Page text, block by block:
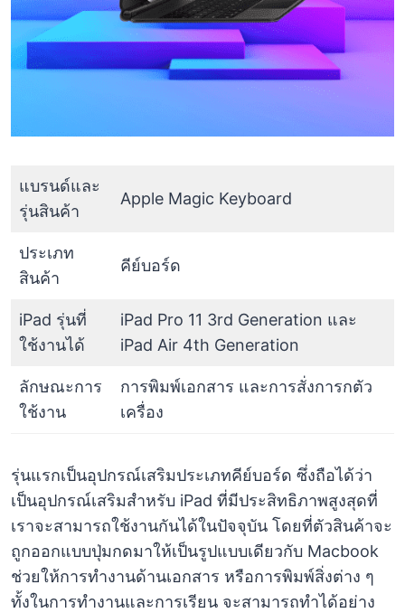
แบรนด์และ
รุ่นสินค้า
Apple Magic Keyboard
ประเภท
สินค้า
คีย์บอร์ด
iPad รุ่นที่
ใช้งานได้
iPad Pro 11 3rd Generation และ
iPad Air 4th Generation
ลักษณะการ
ใช้งาน
การพิมพ์เอกสาร และการสั่งการกตัว
เครื่อง
รุ่นแรกเป็นอุปกรณ์เสริมประเภทคีย์บอร์ด ซึ่งถือได้ว่า
เป็นอุปกรณ์เสริมสำหรับ iPad ที่มีประสิทธิภาพสูงสุดที่
เราจะสามารถใช้งานกันได้ในปัจจุบัน โดยที่ตัวสินค้าจะ
ถูกออกแบบปุ่มกดมาให้เป็นรูปแบบเดียวกับ Macbook
ช่วยให้การทำงานด้านเอกสาร หรือการพิมพ์สิ่งต่าง ๆ
ทั้งในการทำงานและการเรียน จะสามารถทำได้อย่าง